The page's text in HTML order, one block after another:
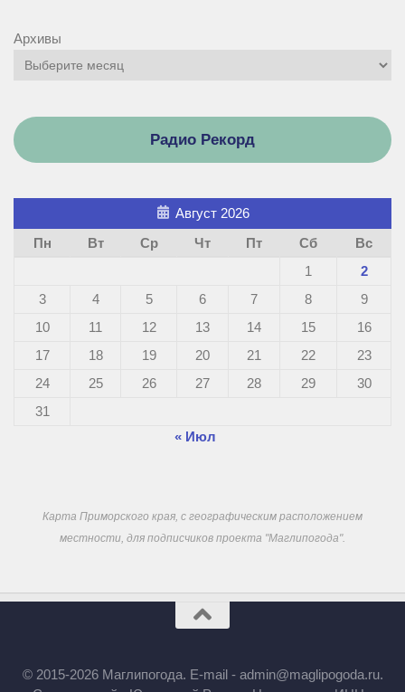
Архивы
Радио Рекорд
Август 2026
Пн
Вт Ср Чт Пт Сб
Вс
1
2
3
4 5 6 7 8
9
10
11 12 13 14 15
16
17
18 19 20 21 22
23
24
25 26 27 28 29
30
31
« Июл
Карта Приморского края, с географическим расположением
местности, для подписчиков проекта "Маглипогода".
© 2015-2026 Маглипогода. E-mail - admin@maglipogoda.ru.